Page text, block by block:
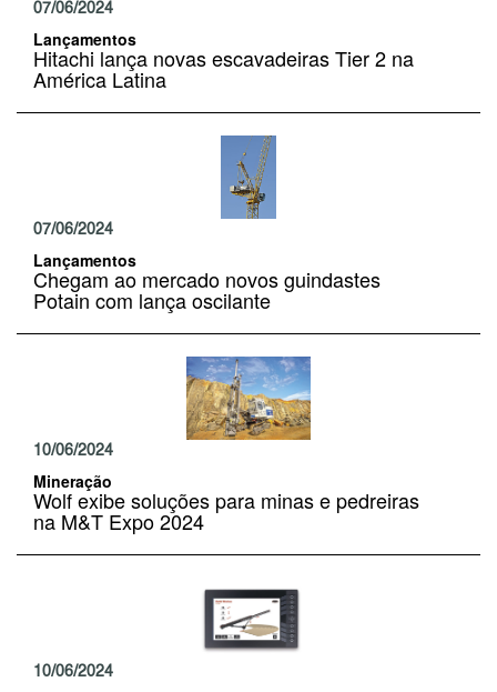
07/06/2024
Lançamentos
Hitachi lança novas escavadeiras Tier 2 na
América Latina
07/06/2024
Lançamentos
Chegam ao mercado novos guindastes
Potain com lança oscilante
10/06/2024
Mineração
Wolf exibe soluções para minas e pedreiras
na M&T Expo 2024
10/06/2024